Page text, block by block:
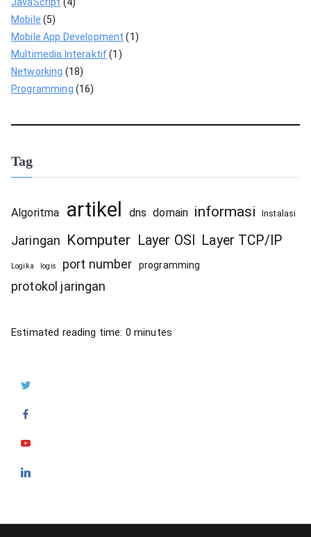
Mobile (5)
Mobile App Development (1)
Multimedia Interaktif(1)
Networking (18)
Programming (16)
Tag
Algoritma artikel dns domain informasi Instalasi
Jaringan Komputer Layer OSI Layer TCP/IP
Logika logis port number programming
protokol jaringan
Estimated reading time: 0 minutes